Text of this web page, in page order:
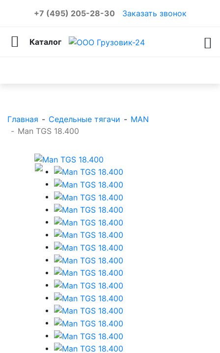
+7 (495) 205-28-30 Заказать звонок
Каталог
Главная - Седельные тягачи - MAN
- Man TGS 18.400